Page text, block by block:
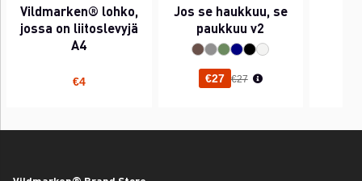
Vildmarken® lohko,
jossa on liitoslevyjä
A4
€4
Jos se haukkuu, se
paukkuu v2
€27 Normaali hinta
€27